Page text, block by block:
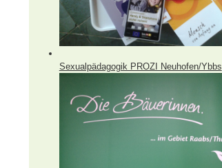
Sexualpädagogik PROZI Neuhofen/Ybbs